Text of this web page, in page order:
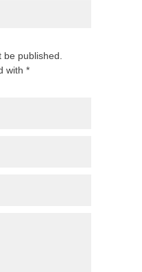
be published.
with *